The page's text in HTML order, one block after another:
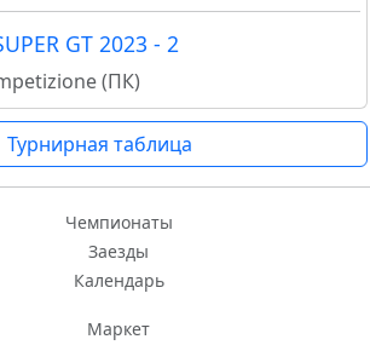
GT 2023 - 2
(ПК)
Турнирная таблица
Чемпионаты
Заезды
Календарь
Маркет